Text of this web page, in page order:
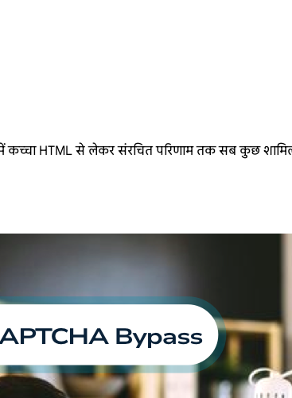
कच्चा HTML से लेकर संरचित परिणाम तक सब कुछ